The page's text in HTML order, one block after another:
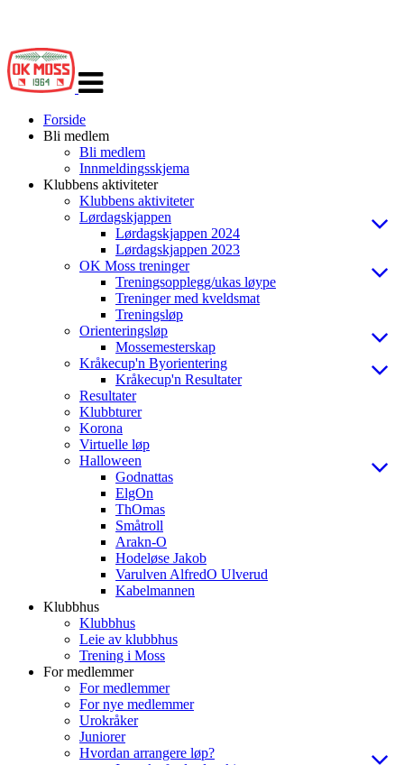
navigasjon
Forside
Bli medlem
Bli medlem
Innmeldingsskjema
Klubbens aktiviteter
Klubbens aktiviteter
Lørdagskjappen
Lørdagskjappen 2024
Lørdagskjappen 2023
OK Moss treninger
Treningsopplegg/ukas løype
Treninger med kveldsmat
Treningsløp
Orienteringsløp
Mossemesterskap
Kråkecup'n Byorientering
Kråkecup'n Resultater
Resultater
Klubbturer
Korona
Virtuelle løp
Halloween
Godnattas
ElgOn
ThOmas
Småtroll
Arakn-O
Hodeløse Jakob
Varulven AlfredO Ulverud
Kabelmannen
Klubbhus
Klubbhus
Leie av klubbhus
Trening i Moss
For medlemmer
For medlemmer
For nye medlemmer
Urokråker
Juniorer
Hvordan arrangere løp?